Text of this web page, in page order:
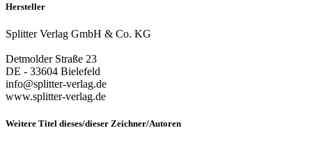
Hersteller
Splitter Verlag GmbH & Co. KG
Detmolder Straße 23
DE - 33604 Bielefeld
info@splitter-verlag.de
www.splitter-verlag.de
Weitere Titel dieses/dieser Zeichner/Autoren